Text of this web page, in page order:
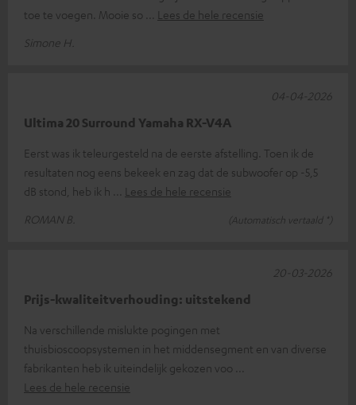
toe te voegen. Mooie so
Lees de hele recensie
Simone H.
Ultima 20 Surround Yamaha RX-V4A
Eerst was ik teleurgesteld na de eerste afstelling. Toen ik de
resultaten nog eens bekeek en zag dat de subwoofer op -5,5
dB stond, heb ik h
Lees de hele recensie
ROMAN B.
(Automatisch vertaald *)
04-04-2026
Prijs-kwaliteitverhouding: uitstekend
Na verschillende mislukte pogingen met
thuisbioscoopsystemen in het middensegment en van diverse
fabrikanten heb ik uiteindelijk gekozen voo
Lees de hele recensie
20-03-2026